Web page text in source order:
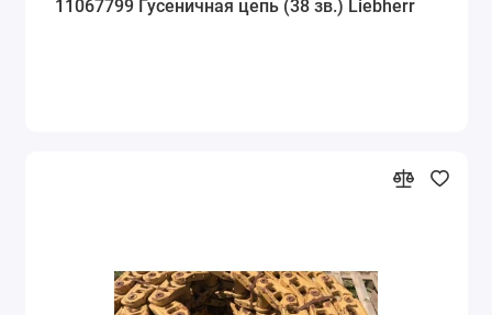
11067799 Гусеничная цепь (38 зв.) Liebherr